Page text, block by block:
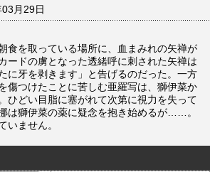
月29日
食を取っている場所に、血まみれの矢禅が
ードの虜となった透緒呼に刺された矢禅は
に牙を剥きます」と告げるのだった。一方
つけたことに苦しむ亜羅写は、獅伊菜か
ひどい目脂に塞がれて次第に視力を失って
は獅伊菜の薬に疑念を抱き始めるが……。
いません。